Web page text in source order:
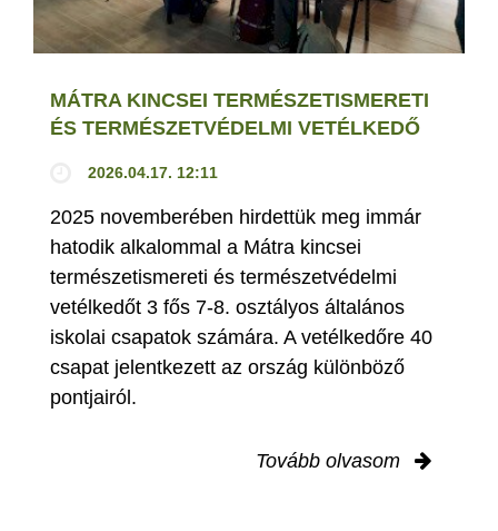
MÁTRA KINCSEI TERMÉSZETISMERETI
ÉS TERMÉSZETVÉDELMI VETÉLKEDŐ
2026.04.17. 12:11
2025 novemberében hirdettük meg immár
hatodik alkalommal a Mátra kincsei
természetismereti és természetvédelmi
vetélkedőt 3 fős 7-8. osztályos általános
iskolai csapatok számára. A vetélkedőre 40
csapat jelentkezett az ország különböző
pontjairól.
Tovább olvasom